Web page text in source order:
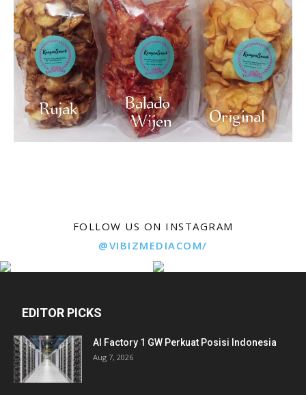
FOLLOW US ON INSTAGRAM
@VIBIZMEDIACOM/
EDITOR PICKS
AI Factory 1 GW Perkuat Posisi Indonesia
Aug 7, 2026